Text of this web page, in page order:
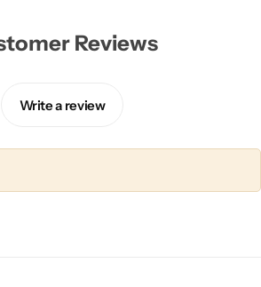
Reviews
Write a review